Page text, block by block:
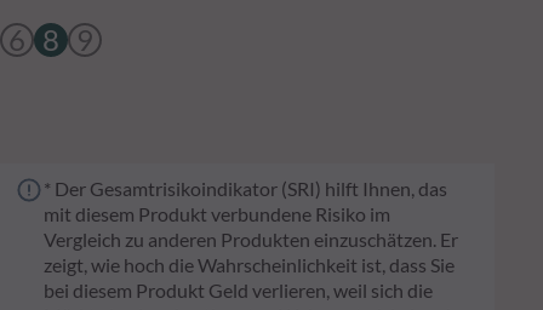
6 8 9
* Der Gesamtrisikoindikator (SRI) hilft Ihnen, das
mit diesem Produkt verbundene Risiko im
Vergleich zu anderen Produkten einzuschätzen. Er
zeigt, wie hoch die Wahrscheinlichkeit ist, dass Sie
bei diesem Produkt Geld verlieren, weil sich die